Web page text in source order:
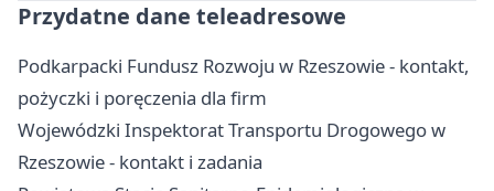
Przydatne dane teleadresowe
Podkarpacki Fundusz Rozwoju w Rzeszowie - kontakt,
pożyczki i poręczenia dla firm
Wojewódzki Inspektorat Transportu Drogowego w
Rzeszowie - kontakt i zadania